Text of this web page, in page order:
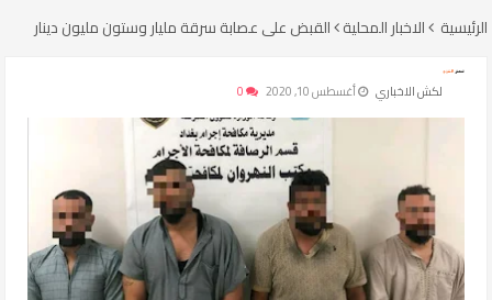
الرئيسية الاخبار المحلية القبض على عصابة سرقة مليار وستون مليون دينار
لكش الاخباري أغسطس 10, 2020